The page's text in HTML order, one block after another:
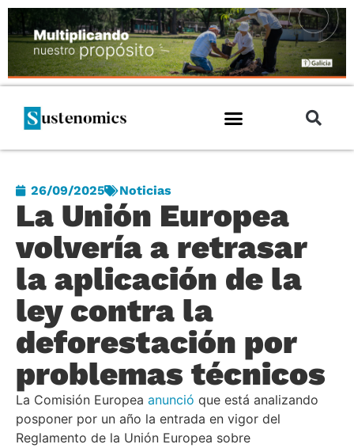
26/09/2025 Noticias
La Unión Europea
volvería a retrasar
la aplicación de la
ley contra la
deforestación por
problemas técnicos
La Comisión Europea anunció que está analizando
posponer por un año la entrada en vigor del
Reglamento de la Unión Europea sobre